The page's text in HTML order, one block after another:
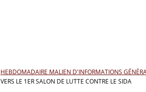
HEBDOMADAIRE MALIEN D'INFORMATIONS
VERS LE 1ER SALON DE LUTTE CONTRE LE SIDA